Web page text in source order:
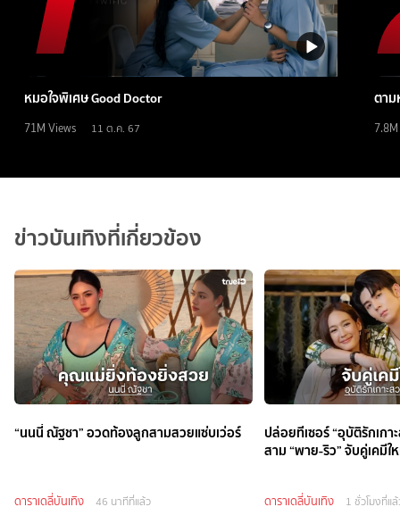
หมอใจพิเศษ Good Doctor
71M Views 11 ต.ค. 67
ตาม
7.8M
ข่าวบันเทิงที่เกี่ยวข้อง
“นนนี่ ณัฐชา” อวดท้องลูกสามสวยแซ่บเว่อร์
ดาราเดลี่บันเทิง 46 นาทีที่แล้ว
ปล่อยทีเซอร์ “อุบัติรักเกา
สาม “พาย-ริว” จับคู่เคมี
ดาราเดลี่บันเทิง 1 ชั่วโมงที่แ